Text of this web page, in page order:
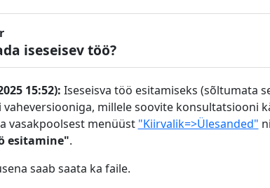
iseseisev töö?
15:52): Iseseisva töö esitamiseks (sõltumata
millele soovite konsultatsiooni
vasakpoolsest menüüst "Kiirvalik=>Ülesanded"
esitamine".
saab saata ka faile.